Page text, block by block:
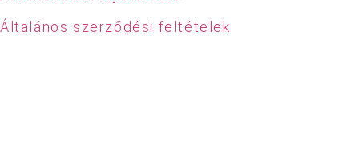
Általános szerződési feltételek